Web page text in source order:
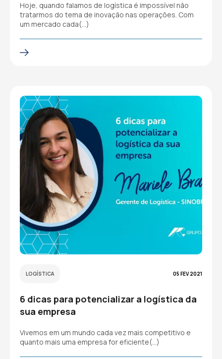
Hoje, quando falamos de logística é impossível não
tratarmos do tema de inovação nas operações. Com
um mercado cada(…)
LOGÍSTICA 05 FEV 2021
6 dicas para potencializar a logística da
sua empresa
Vivemos em um mundo cada vez mais competitivo e
quanto mais uma empresa for eficiente(…)